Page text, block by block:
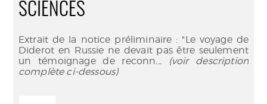
SCIENCES
Extrait de la notice préliminaire : "Le voyage de
Diderot en Russie ne devait pas être seulement
un témoignage de reconn... (voir description
complète ci-dessous)